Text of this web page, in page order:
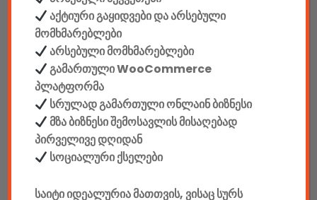
ჩანთები
სეიფები
კონსტრუქტორები
E-mobility
აქტიური გაყიდვები და არსებული
მომხმარებლები
არსებული მომხმარებლები
გამართული WooCommerce
პლატფორმა
სრულად გამართული ონლაინ ბიზნესი
მზა ბიზნესი შემოსავლის მისაღებად
პირველივე დღიდან
სოციალური ქსელები
საიტი იდეალურია მათთვის, ვისაც სურს